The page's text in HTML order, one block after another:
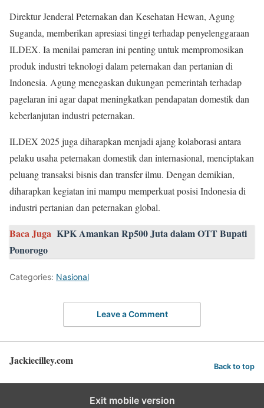
Direktur Jenderal Peternakan dan Kesehatan Hewan, Agung
Suganda, memberikan apresiasi tinggi terhadap penyelenggaraan
ILDEX. Ia menilai pameran ini penting untuk mempromosikan
produk industri teknologi dalam peternakan dan pertanian di
Indonesia. Agung menegaskan dukungan pemerintah terhadap
pagelaran ini agar dapat meningkatkan pendapatan domestik dan
keberlanjutan industri peternakan.
ILDEX 2025 juga diharapkan menjadi ajang kolaborasi antara
pelaku usaha peternakan domestik dan internasional, menciptakan
peluang transaksi bisnis dan transfer ilmu. Dengan demikian,
diharapkan kegiatan ini mampu memperkuat posisi Indonesia di
industri pertanian dan peternakan global.
Baca Juga KPK Amankan Rp500 Juta dalam OTT Bupati
Ponorogo
Categories: Nasional
Leave a Comment
Jackiecilley.com Back to top
Exit mobile version